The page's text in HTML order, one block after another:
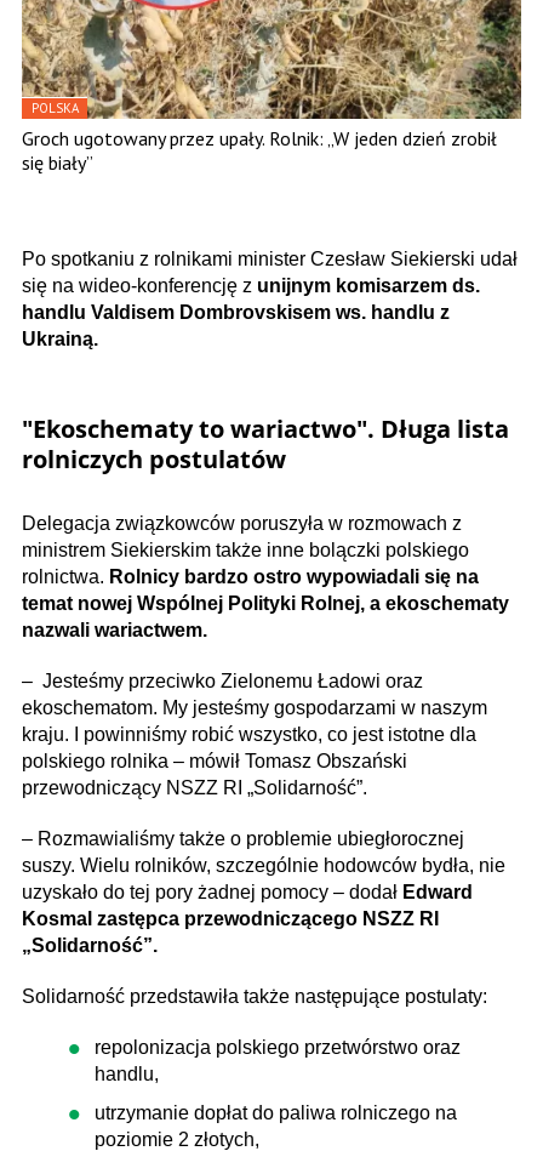
POLSKA
Groch ugotowany przez upały. Rolnik: „W jeden dzień zrobił
się biały”
Po spotkaniu z rolnikami minister Czesław Siekierski udał
się na wideo-konferencję z unijnym komisarzem ds.
handlu Valdisem Dombrovskisem ws. handlu z
Ukrainą.
"Ekoschematy to wariactwo". Długa lista
rolniczych postulatów
Delegacja związkowców poruszyła w rozmowach z
ministrem Siekierskim także inne bolączki polskiego
rolnictwa. Rolnicy bardzo ostro wypowiadali się na
temat nowej Wspólnej Polityki Rolnej, a ekoschematy
nazwali wariactwem.
– ​ Jesteśmy przeciwko Zielonemu Ładowi oraz
ekoschematom. My jesteśmy gospodarzami w naszym
kraju. I powinniśmy robić wszystko, co jest istotne dla
polskiego rolnika – mówił Tomasz Obszański
przewodniczący NSZZ RI „Solidarność”.
– Rozmawialiśmy także o problemie ubiegłorocznej
suszy. Wielu rolników, szczególnie hodowców bydła, nie
uzyskało do tej pory żadnej pomocy – dodał Edward
Kosmal zastępca przewodniczącego NSZZ RI
„Solidarność”.
Solidarność przedstawiła także następujące postulaty:
repolonizacja polskiego przetwórstwo oraz
handlu,
utrzymanie dopłat do paliwa rolniczego na
poziomie 2 złotych,